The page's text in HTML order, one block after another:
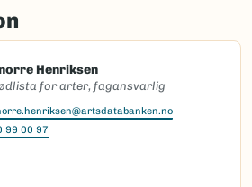
Henriksen
for arter, fagansvarlig
99 00 97